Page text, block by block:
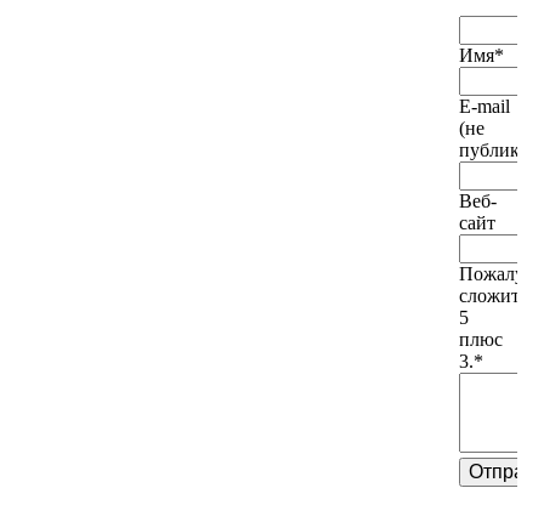
Имя*
E-mail
(не
Веб-
сайт
сложите
5
плюс
3.*